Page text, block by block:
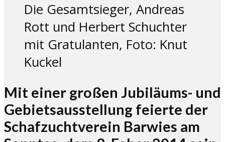
Die Gesamtsieger, Andreas
Rott und Herbert Schuchter
mit Gratulanten, Foto: Knut
Kuckel
Mit einer großen Jubiläums- und
Gebietsausstellung feierte der
Schafzuchtverein Barwies am